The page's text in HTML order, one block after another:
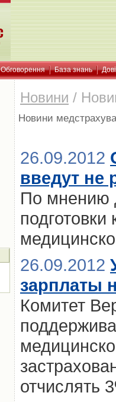
Обговорення База знань
Новини /
Новини
26.09.2012
введут не
По мнению
26.09.2012
зарплаты
Комитет
отчислять